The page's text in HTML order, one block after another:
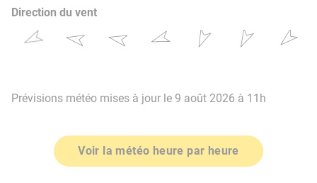
Direction du vent
Prévisions météo mises à jour le 9 août 2026 à 11h
Voir la météo heure par heure